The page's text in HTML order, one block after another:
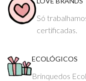
Só
certificadas.
ECOLÓGICOS
Brinquedos